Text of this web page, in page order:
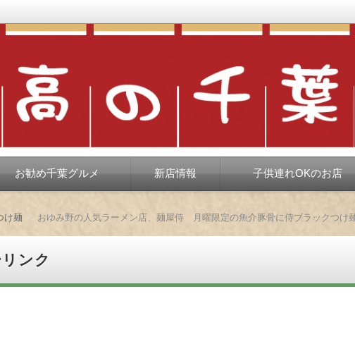
葉グルメ
、孤独なようで孤独でもない、ちょっと孤高な食べ歩き。だいたい当たりま
お勧め千葉グルメ 新店情報 子供連れOKのお店
け麺 おゆみ野の人気ラーメン店、麺屋侍 月曜限定の魚介豚骨に侍ブラックつけ
ンク